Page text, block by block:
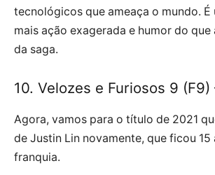
tecnológicos que ameaça o mundo. É
mais ação exagerada e humor do que
da saga.
10. Velozes e Furiosos 9 (F9)
Agora, vamos para o título de 2021
de Justin Lin novamente, que ficou 15
franquia.